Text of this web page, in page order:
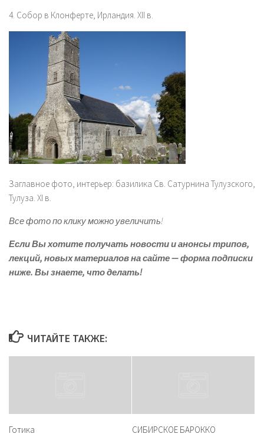
4. Собор в Клонферте, Ирландия. XII в.
Заглавное фото, интерьер: базилика Св. Сатурнина Тулузского,
Тулуза. XI в.
Все фото по клику можно увеличить!
Если Вы хотите получать новости и анонсы трипов,
лекций, новых материалов на сайте — форма подписки
ниже. Вы знаете, что делать!
ЧИТАЙТЕ ТАКЖЕ:
Готика СИБИРСКОЕ БАРОККО